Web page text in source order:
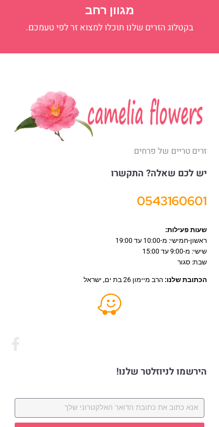
מגוון רחב
בקטלוג הזרים שלנו תוכלו למצוא זר לפי טעמכם.
זרים טריים של פרחים
יש לכם שאלה? התקשרו
0543160601
שעות פעילות:
ראשון-חמישי: מ-10:00 עד 19:00
שישי: מ-9:00 עד 15:00
שבת: סגור
הכתובת שלנו: הרב מיימון 26 בת ים, ישראל
הירשמו לניוזלטר שלנו!